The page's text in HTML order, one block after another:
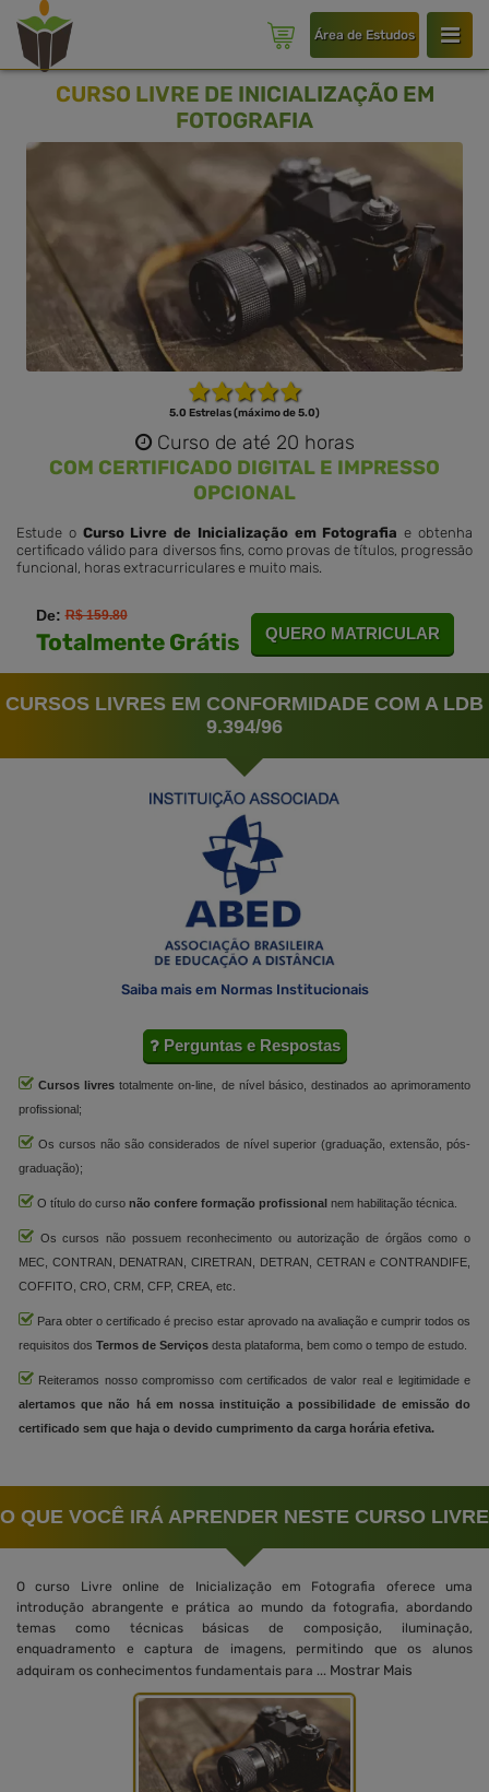
Área de Estudos
CURSO LIVRE DE INICIALIZAÇÃO EM
FOTOGRAFIA
5.0 Estrelas (máximo de 5.0)
Curso de até 20 horas
COM CERTIFICADO DIGITAL E IMPRESSO
OPCIONAL
Estude o Curso Livre de Inicialização em Fotografia e obtenha
certificado válido para diversos fins, como provas de títulos, progressão
funcional, horas extracurriculares e muito mais.
De:R$ 159.80
Totalmente Grátis QUERO MATRICULAR
CURSOS LIVRES EM CONFORMIDADE COM A LDB
9.394/96
Saiba mais em Normas Institucionais
Perguntas e Respostas
Cursos livres totalmente on-line, de nível básico, destinados ao aprimoramento
profissional;
Os cursos não são considerados de nível superior (graduação, extensão, pós-
graduação);
O título do curso não confere formação profissional nem habilitação técnica.
Os cursos não possuem reconhecimento ou autorização de órgãos como o
MEC, CONTRAN, DENATRAN, CIRETRAN, DETRAN, CETRAN e CONTRANDIFE,
COFFITO, CRO, CRM, CFP, CREA, etc.
Para obter o certificado é preciso estar aprovado na avaliação e cumprir todos os
requisitos dos Termos de Serviços desta plataforma, bem como o tempo de estudo.
Reiteramos nosso compromisso com certificados de valor real e legitimidade e
alertamos que não há em nossa instituição a possibilidade de emissão do
certificado sem que haja o devido cumprimento da carga horária efetiva.
O QUE VOCÊ IRÁ APRENDER NESTE CURSO LIVRE
O curso Livre online de Inicialização em Fotografia oferece uma
introdução abrangente e prática ao mundo da fotografia, abordando
temas como técnicas básicas de composição, iluminação,
enquadramento e captura de imagens, permitindo que os alunos
adquiram os conhecimentos fundamentais para ... Mostrar Mais